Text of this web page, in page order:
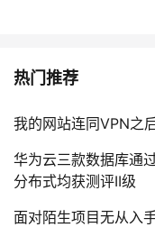
热门推荐
我的网站连同VPN之
华为云三款数据库通
分布式均获测评II级
面对陌生项目无从入